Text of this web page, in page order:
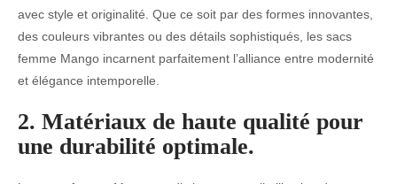
avec style et originalité. Que ce soit par des formes innovantes,
des couleurs vibrantes ou des détails sophistiqués, les sacs
femme Mango incarnent parfaitement l’alliance entre modernité
et élégance intemporelle.
2. Matériaux de haute qualité pour
une durabilité optimale.